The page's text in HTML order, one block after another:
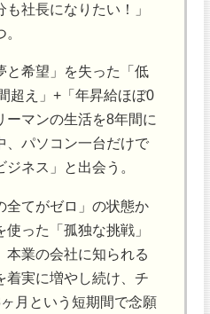
社長になりたい！」
と希望」を失った「低
超え」+「年昇給ほぼ0
ーマンの生活を8年間に
、パソコン一台だけで
ネス」と出会う。
全てがゼロ」の状態か
った「孤独な挑戦」
本業の会社に知られる
着実に増やし続け、チ
月という短期間で念願